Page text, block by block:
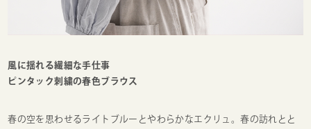
風に揺れる繊細な手仕事
ピンタック刺繍の春色ブラウス
春の空を思わせるライトブルーとやわらかなエクリュ。春の訪れとと